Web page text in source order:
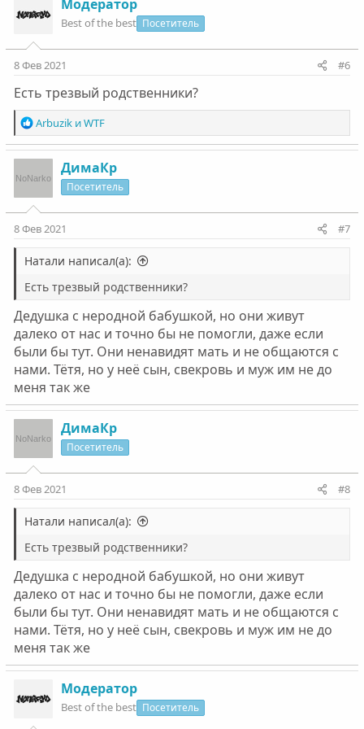
которая давит и **** заставляет писать этот текст в
скобках)
Модератор
Best of the best Посетитель
8 Фев 2021 #6
Есть трезвый родственники?
Р
е
а
ц
и
и
:
ArbuzikиWTF
ДимаКр
Посетитель
8 Фев 2021 #7
Натали написал(а):
Есть трезвый родственники?
Дедушка с неродной бабушкой, но они живут
далеко от нас и точно бы не помогли, даже если
были бы тут. Они ненавидят мать и не общаются с
нами. Тётя, но у неё сын, свекровь и муж им не до
меня так же
ДимаКр
Посетитель
8 Фев 2021 #8
Натали написал(а):
Есть трезвый родственники?
Дедушка с неродной бабушкой, но они живут
далеко от нас и точно бы не помогли, даже если
были бы тут. Они ненавидят мать и не общаются с
нами. Тётя, но у неё сын, свекровь и муж им не до
меня так же
Модератор
Best of the best Посетитель